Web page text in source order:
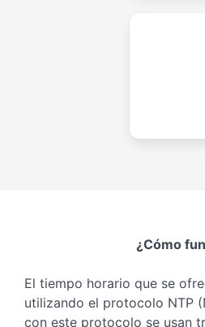
¿Cómo
El tiempo horario que se
utilizando el protocolo NTP
con este protocolo se usan